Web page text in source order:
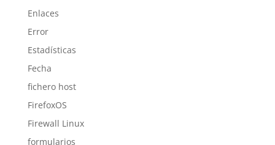
Enlaces
Error
Estadísticas
Fecha
fichero host
FirefoxOS
Firewall Linux
formularios